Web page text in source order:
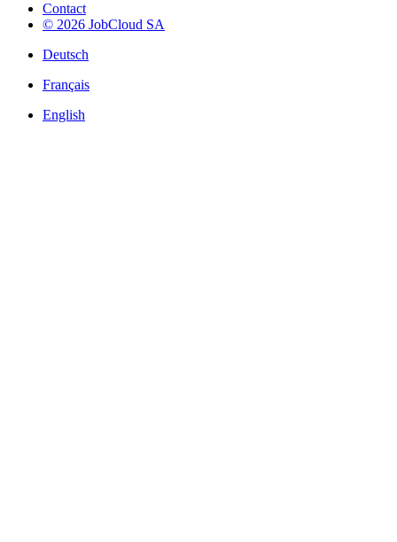
Contact
© 2026 JobCloud SA
Deutsch
Français
English